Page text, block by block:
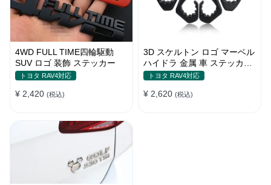
4WD FULL TIME四輪駆動
SUV ロゴ 装飾 ステッカー
トヨタ RAV4対応
¥ 2,420 (税込)
3D スケルトン ロゴ マーベル
ハイドラ 金属 車 ステッカー
テールマーク
トヨタ RAV4対応
¥ 2,620 (税込)